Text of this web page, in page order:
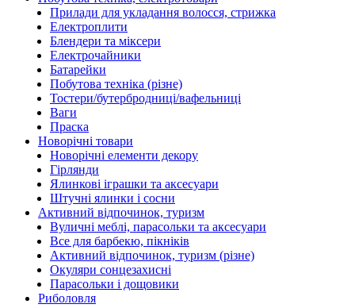
Прилади для укладання волосся, стрижка
Електроплити
Блендери та міксери
Електрочайники
Батарейки
Побутова техніка (різне)
Тостери/бутербродниці/вафельниці
Ваги
Праска
Новорічні товари
Новорічні елементи декору
Гірлянди
Ялинкові іграшки та аксесуари
Штучні ялинки і сосни
Активний відпочинок, туризм
Вуличні меблі, парасольки та аксесуари
Все для барбекю, пікніків
Активний відпочинок, туризм (різне)
Окуляри сонцезахисні
Парасольки і дощовики
Риболовля